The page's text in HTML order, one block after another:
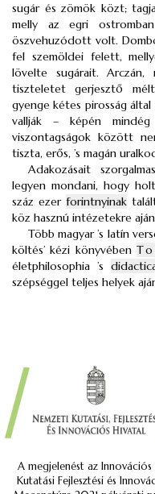
sugár és zömök közt;
melly az egri
öszvehuzódott volt.
fel szemöldei felett,
lövelte sugárait. Arczán,
tiszteletet gerjesztő
gyenge kétes pirosság
vallják – képén
viszontagságok között
tiszta, erős, ’s magán
Adakozásait
legyen mondani, hogy
száz ezer forintnyinak
köz hasznú intézetekre
Több magyar ’s latín
költés’ kézi könyvében
életphilosophia ’s
szépséggel teljes helyek
A megjelenést az
Kutatási Fejlesztési és